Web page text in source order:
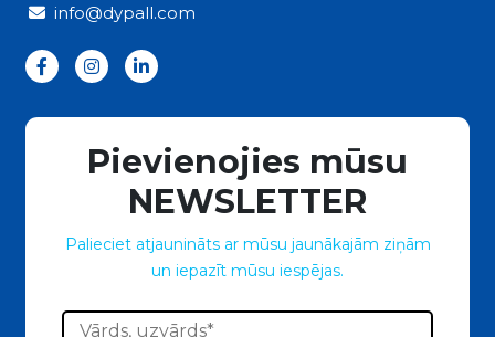
info@dypall.com
Pievienojies mūsu
NEWSLETTER
Palieciet atjaunināts ar mūsu jaunākajām ziņām
un iepazīt mūsu iespējas.